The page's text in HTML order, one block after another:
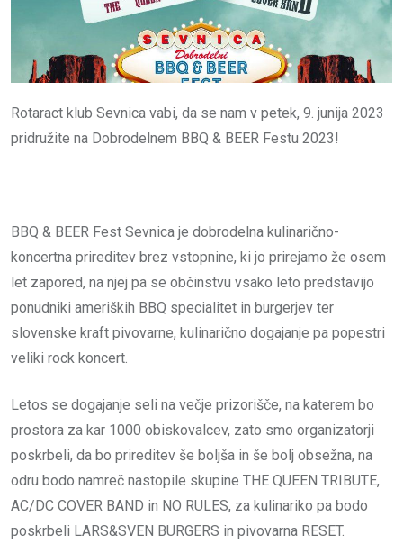
Rotaract klub Sevnica vabi, da se nam v petek, 9. junija 2023
pridružite na Dobrodelnem BBQ & BEER Festu 2023!
BBQ & BEER Fest Sevnica je dobrodelna kulinarično-
koncertna prireditev brez vstopnine, ki jo prirejamo že osem
let zapored, na njej pa se občinstvu vsako leto predstavijo
ponudniki ameriških BBQ specialitet in burgerjev ter
slovenske kraft pivovarne, kulinarično dogajanje pa popestri
veliki rock koncert.
Letos se dogajanje seli na večje prizorišče, na katerem bo
prostora za kar 1000 obiskovalcev, zato smo organizatorji
poskrbeli, da bo prireditev še boljša in še bolj obsežna, na
odru bodo namreč nastopile skupine THE QUEEN TRIBUTE,
AC/DC COVER BAND in NO RULES, za kulinariko pa bodo
poskrbeli LARS&SVEN BURGERS in pivovarna RESET.